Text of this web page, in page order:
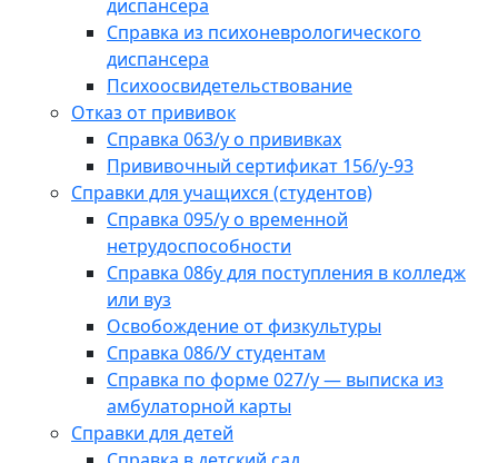
диспансера
Справка из психоневрологического
диспансера
Психоосвидетельствование
Отказ от прививок
Справка 063/у о прививках
Прививочный сертификат 156/у-93
Справки для учащихся (студентов)
Справка 095/у о временной
нетрудоспособности
Справка 086у для поступления в колледж
или вуз
Освобождение от физкультуры
Справка 086/У студентам
Справка по форме 027/у — выписка из
амбулаторной карты
Справки для детей